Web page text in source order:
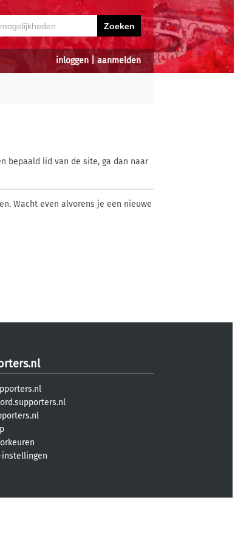
inloggen aanmelden
bepaald lid van de site, ga dan naar
Wacht even alvorens je een nieuwe
instellingen